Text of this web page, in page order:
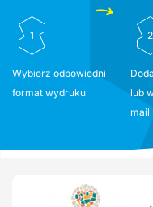
1
Wybierz odpowiedni
format wydruku
2
lub
mail